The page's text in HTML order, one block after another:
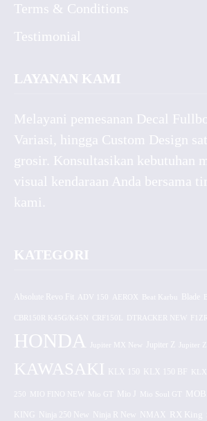
Terms & Conditions
Testimonial
LAYANAN KAMI
Melayani pemesanan Decal
Variasi, hingga Custom Design
grosir. Konsultasikan kebutuhan
visual kendaraan Anda bersama
kami.
KATEGORI
Absolute Revo Fit ADV 150 AEROX
CBR150R K45G/K45N CRF150L DTRACKER NEW
HONDA Jupiter MX New Jupiter Z
KAWASAKI KLX 150 KLX 150 BF
250 MIO FINO NEW Mio GT Mio J Mio Soul GT
KING Ninja 250 New Ninja R New NMAX RX King